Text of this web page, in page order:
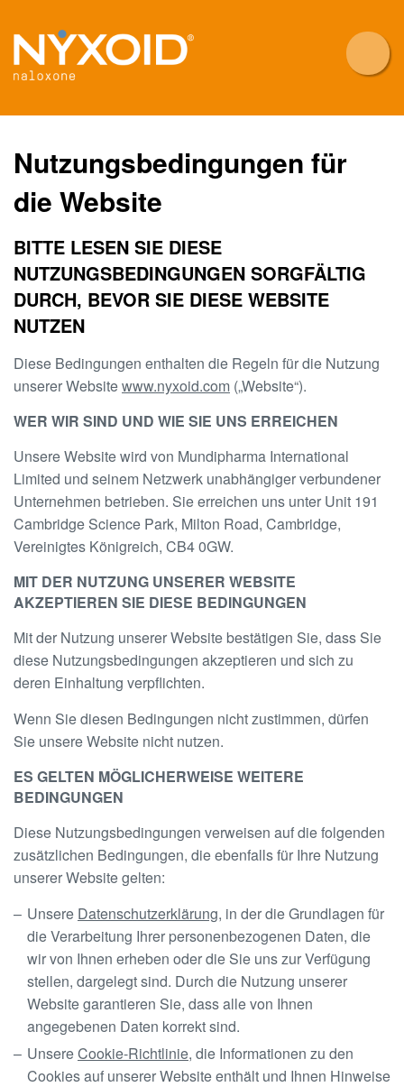
main
content
Nutzungsbedingungen für
die Website
BITTE LESEN SIE DIESE
NUTZUNGSBEDINGUNGEN SORGFÄLTIG
DURCH, BEVOR SIE DIESE WEBSITE
NUTZEN
Diese Bedingungen enthalten die Regeln für die Nutzung
unserer Websitewww.nyxoid.com („Website“).
WER WIR SIND UND WIE SIE UNS ERREICHEN
Unsere Website wird von Mundipharma International
Limited und seinem Netzwerk unabhängiger verbundener
Unternehmen betrieben. Sie erreichen uns unter Unit 191
Cambridge Science Park, Milton Road, Cambridge,
Vereinigtes Königreich, CB4 0GW.
MIT DER NUTZUNG UNSERER WEBSITE
AKZEPTIEREN SIE DIESE BEDINGUNGEN
Mit der Nutzung unserer Website bestätigen Sie, dass Sie
diese Nutzungsbedingungen akzeptieren und sich zu
deren Einhaltung verpflichten.
Wenn Sie diesen Bedingungen nicht zustimmen, dürfen
Sie unsere Website nicht nutzen.
ES GELTEN MÖGLICHERWEISE WEITERE
BEDINGUNGEN
Diese Nutzungsbedingungen verweisen auf die folgenden
zusätzlichen Bedingungen, die ebenfalls für Ihre Nutzung
unserer Website gelten:
Unsere Datenschutzerklärung, in der die Grundlagen für
die Verarbeitung Ihrer personenbezogenen Daten, die
wir von Ihnen erheben oder die Sie uns zur Verfügung
stellen, dargelegt sind. Durch die Nutzung unserer
Website garantieren Sie, dass alle von Ihnen
angegebenen Daten korrekt sind.
UnsereCookie-Richtlinie, die Informationen zu den
Cookies auf unserer Website enthält und Ihnen Hinweise